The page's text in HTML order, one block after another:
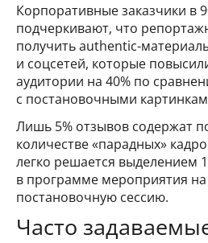
Корпоративные заказчики в
подчеркивают, что
получить authentic-
и соцсетей, которые
аудитории на 40% по
с постановочными
Лишь 5% отзывов содержат
количестве «парадных»
легко решается выделением
в программе мероприятия
постановочную сессию.
Часто